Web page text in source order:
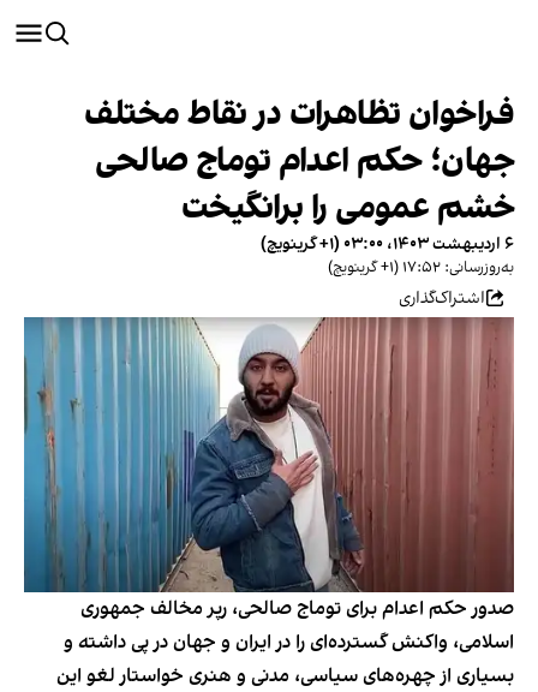
فراخوان تظاهرات در نقاط مختلف
جهان؛ حکم اعدام توماج صالحی
خشم عمومی را برانگیخت
۶ اردیبهشت ۱۴۰۳، ۰۳:۰۰ (‎+۱ گرینویچ)
به‌روزرسانی: ۱۷:۵۲ (‎+۱ گرینویچ)
اشتراک‌گذاری
صدور حکم اعدام برای توماج صالحی، رپر مخالف جمهوری
اسلامی، واکنش گسترده‌ای را در ایران و جهان در پی داشته و
بسیاری از چهره‌های سیاسی، مدنی و هنری خواستار لغو این